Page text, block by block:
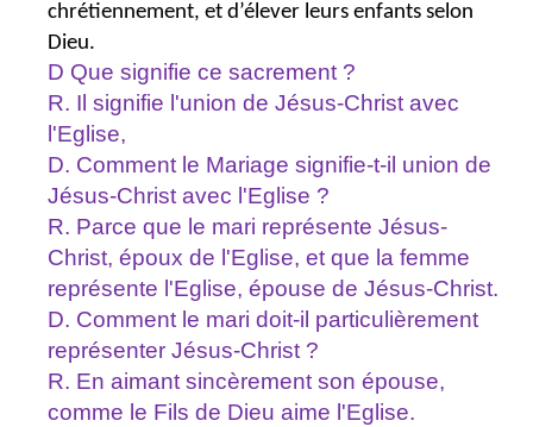
chrétiennement, et d’élever leurs enfants selon
Dieu.
D Que signifie ce sacrement ?
R. Il signifie l'union de Jésus-Christ avec
l'Eglise,
D. Comment le Mariage signifie-t-il union de
Jésus-Christ avec l'Eglise ?
R. Parce que le mari représente Jésus-
Christ, époux de l'Eglise, et que la femme
représente l'Eglise, épouse de Jésus-Christ.
D. Comment le mari doit-il particulièrement
représenter Jésus-Christ ?
R. En aimant sincèrement son épouse,
comme le Fils de Dieu aime l'Eglise.